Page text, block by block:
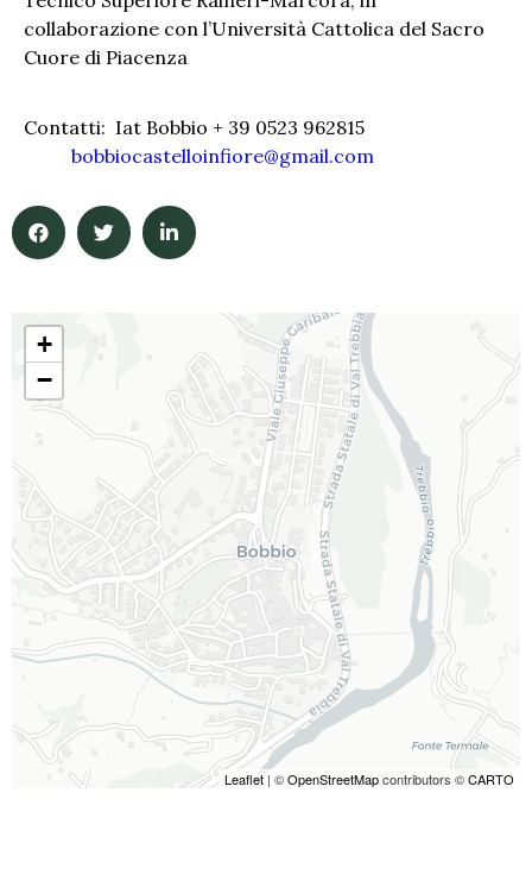
collaborazione con l’Università Cattolica del Sacro
Cuore di Piacenza
Contatti: Iat Bobbio + 39 0523 962815
bobbiocastelloinfiore@gmail.com
+
−
Leaflet | ©OpenStreetMapcontributors ©CARTO